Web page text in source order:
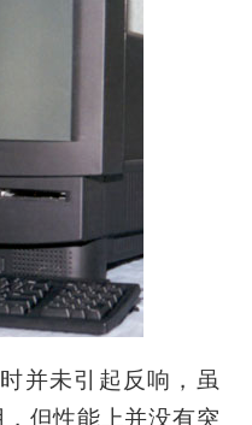
并未引起反响，虽
但性能上并没有突